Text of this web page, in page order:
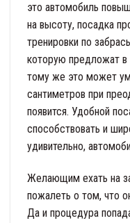
это автомобиль
на высоту, посадка
тренировки по
которую предложат в
тому же это может
сантиметров при
появится. Удобной
способствовать и
удивительно,
Желающим ехать на
пожалеть о том, что
Да и процедура